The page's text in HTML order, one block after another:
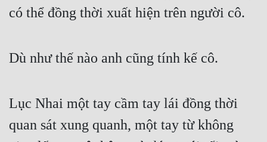
có thể đồng thời xuất hiện trên người cô.
Dù như thế nào anh cũng tính kế cô.
Lục Nhai một tay cầm tay lái đồng thời
quan sát xung quanh, một tay từ không